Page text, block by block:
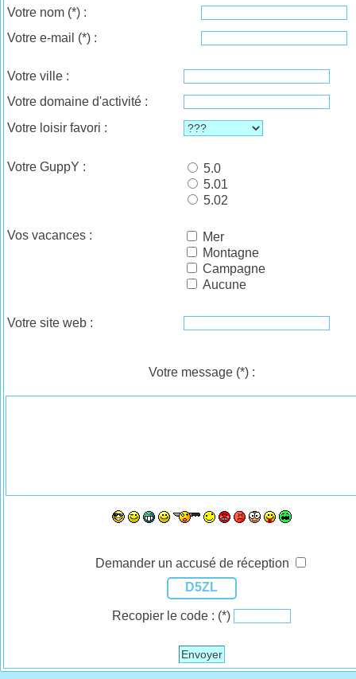
Votre nom (*) :
Votre e-mail (*) :
Votre ville :
Votre domaine d'activité :
Votre loisir favori :
Votre GuppY :
5.0
5.01
5.02
Vos vacances :
Mer
Montagne
Campagne
Aucune
Votre site web :
Votre message (*):
Demander un accusé de réception
D5ZL
Recopier le code : (*)
Envoyer